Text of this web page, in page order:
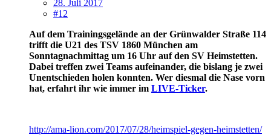
28. Juli 2017
#12
Auf dem Trainingsgelände an der Grünwalder Straße 114
trifft die U21 des TSV 1860 München am
Sonntagnachmittag um 16 Uhr auf den SV Heimstetten.
Dabei treffen zwei Teams aufeinander, die bislang je zwei
Unentschieden holen konnten. Wer diesmal die Nase vorn
hat, erfahrt ihr wie immer im LIVE-Ticker.
http://ama-lion.com/2017/07/28/heimspiel-gegen-heimstetten/